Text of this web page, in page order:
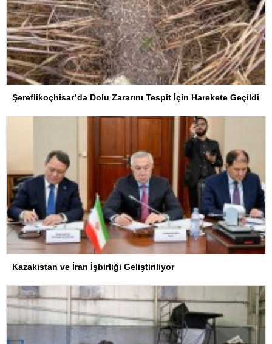
Şereflikoçhisar’da Dolu Zararını Tespit İçin Harekete Geçildi
Kazakistan ve İran İşbirliği Geliştiriliyor